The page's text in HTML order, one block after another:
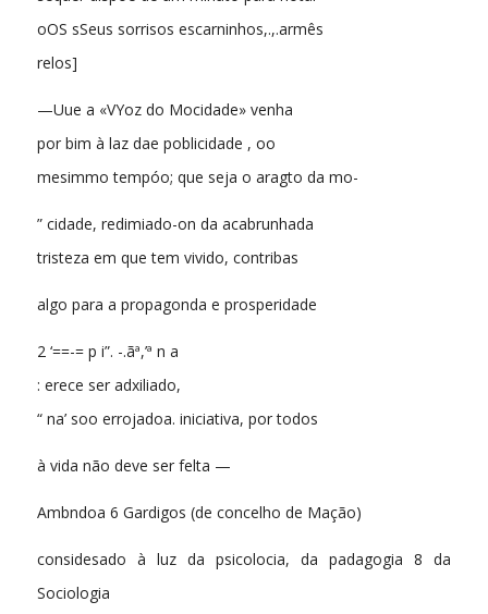
oOS sSeus sorrisos escarninhos,.,.armês
relos]
—Uue a «VYoz do Mocidade» venha
por bim à laz dae poblicidade , oo
mesimmo tempóo; que seja o aragto da mo-
” cidade, redimiado-on da acabrunhada
tristeza em que tem vivido, contribas
algo para a propagonda e prosperidade
2 ‘==-= p i”. -.ãª,’ª n a
: erece ser adxiliado,
“ na’ soo errojadoa. iniciativa, por todos
à vida não deve ser felta —
Ambndoa 6 Gardigos (de concelho de Mação)
considesado à luz da psicolocia, da padagogia 8 da
Sociologia